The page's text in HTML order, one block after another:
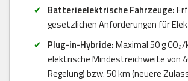
Batterieelektrische Fahrzeuge:
gesetzlichen Anforderungen für
Plug-in-Hybride:Maximal 50 g
elektrische Mindestreichweite von
Regelung) bzw. 50 km (neuere